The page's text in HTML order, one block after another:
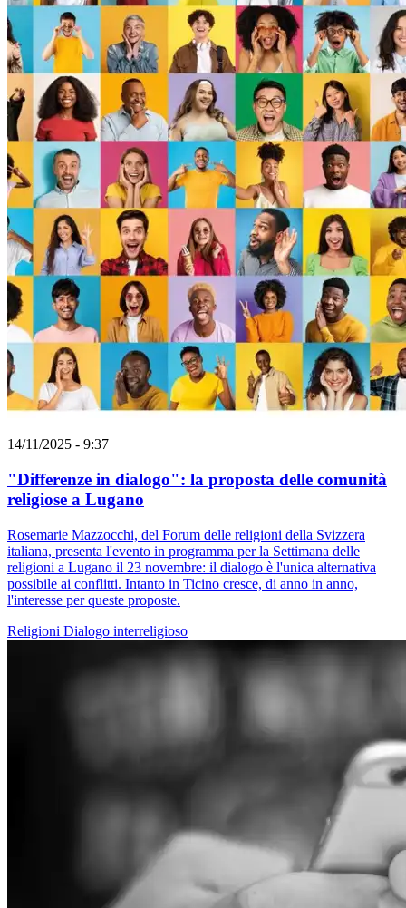
14/11/2025 - 9:37
"Differenze in dialogo": la proposta delle comunità
religiose a Lugano
Rosemarie Mazzocchi, del Forum delle religioni della Svizzera
italiana, presenta l'evento in programma per la Settimana delle
religioni a Lugano il 23 novembre: il dialogo è l'unica alternativa
possibile ai conflitti. Intanto in Ticino cresce, di anno in anno,
l'interesse per queste proposte.
Religioni Dialogo interreligioso